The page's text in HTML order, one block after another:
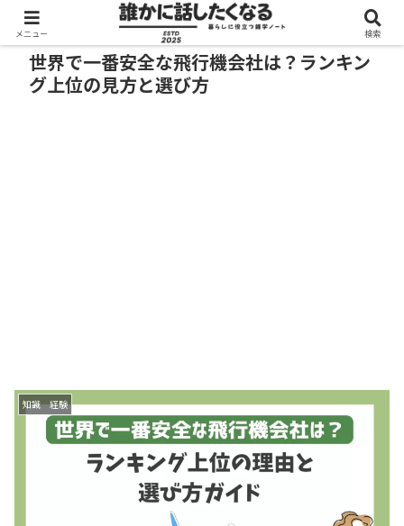
世界で一番安全な飛行機会社は？ランキン
グ上位の見方と選び方
知識 経験
メニュー 検索